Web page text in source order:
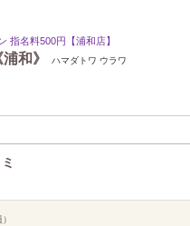
指名料500円【浦和店】
和》 ハマダトワ ウラワ